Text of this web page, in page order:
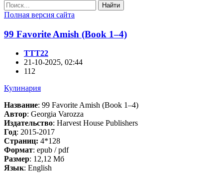
Найти
Полная версия сайта
99 Favorite Amish (Book 1–4)
TTT22
21-10-2025, 02:44
112
Кулинария
Название: 99 Favorite Amish (Book 1–4)
Автор: Georgia Varozza
Издательство: Harvest House Publishers
Год: 2015-2017
Cтраниц: 4*128
Формат: epub / pdf
Размер: 12,12 Мб
Язык: English